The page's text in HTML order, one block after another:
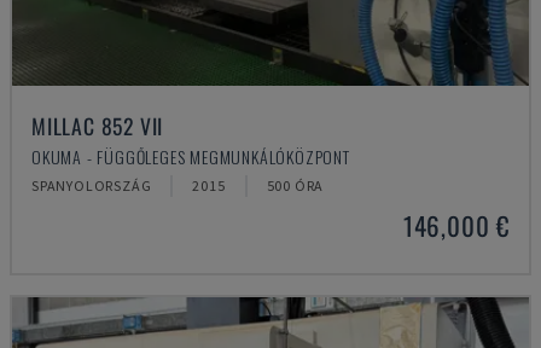
MILLAC 852 VII
OKUMA - FÜGGŐLEGES MEGMUNKÁLÓKÖZPONT
SPANYOLORSZÁG 2015 500 ÓRA
146,000 €